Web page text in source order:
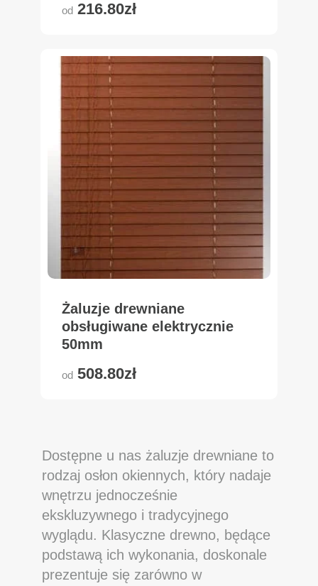
od 216.80zł
Żaluzje drewniane
obsługiwane elektrycznie
50mm
od 508.80zł
Dostępne u nas żaluzje drewniane to
rodzaj osłon okiennych, który nadaje
wnętrzu jednocześnie
ekskluzywnego i tradycyjnego
wyglądu. Klasyczne drewno, będące
podstawą ich wykonania, doskonale
prezentuje się zarówno w